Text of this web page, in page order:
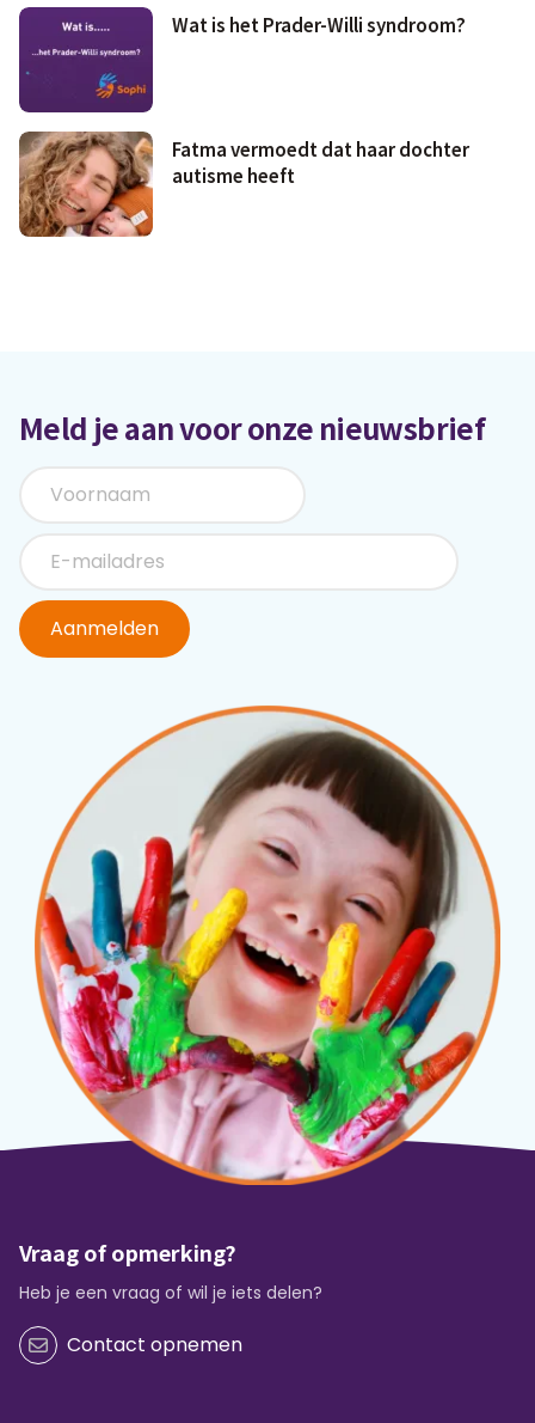
Wat is het Prader-Willi syndroom?
Fatma vermoedt dat haar dochter
autisme heeft
Meld je aan voor onze nieuwsbrief
Aanmelden
Vraag of opmerking?
Heb je een vraag of wil je iets delen?
Contact opnemen